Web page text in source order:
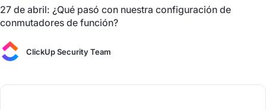
27 de abril: ¿Qué pasó con nuestra configuración de
conmutadores de función?
ClickUp Security Team